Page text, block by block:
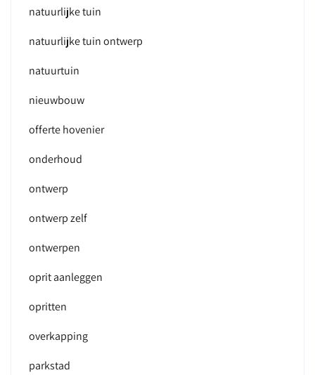
natuurlijke tuin
natuurlijke tuin ontwerp
natuurtuin
nieuwbouw
offerte hovenier
onderhoud
ontwerp
ontwerp zelf
ontwerpen
oprit aanleggen
opritten
overkapping
parkstad